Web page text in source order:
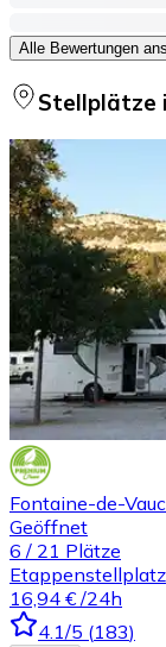
Alle Bewertungen
Stellplätze
Fontaine-de-
Geöffnet
6 / 21 Plätze
Etappenstellplatz
16,94 € /24h
4.1/5 (183)